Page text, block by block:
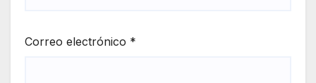
Correo electrónico *